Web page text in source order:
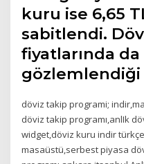
kuru ise 6,65
sabitlendi.
fiyatlarında da
gözlemlendiği
döviz takip programi;
döviz takip programı,anlIk
widget,döviz kuru indir
masaüstü,serbest piyasa